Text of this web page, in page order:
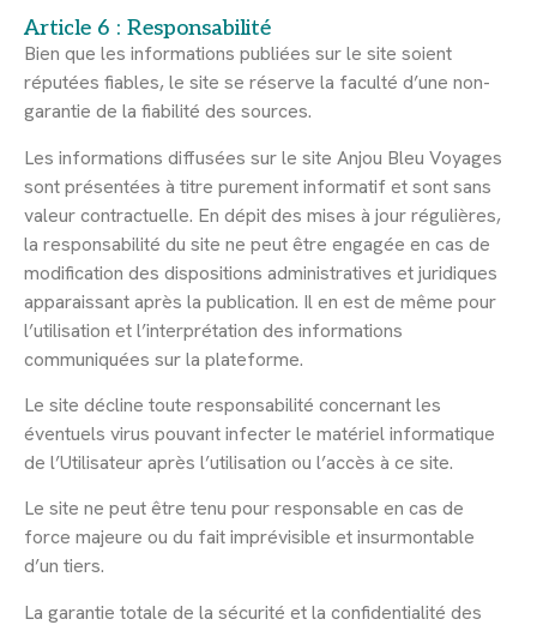
Article 6 : Responsabilité
Bien que les informations publiées sur le site soient
réputées fiables, le site se réserve la faculté d’une non-
garantie de la fiabilité des sources.
Les informations diffusées sur le site Anjou Bleu Voyages
sont présentées à titre purement informatif et sont sans
valeur contractuelle. En dépit des mises à jour régulières,
la responsabilité du site ne peut être engagée en cas de
modification des dispositions administratives et juridiques
apparaissant après la publication. Il en est de même pour
l’utilisation et l’interprétation des informations
communiquées sur la plateforme.
Le site décline toute responsabilité concernant les
éventuels virus pouvant infecter le matériel informatique
de l’Utilisateur après l’utilisation ou l’accès à ce site.
Le site ne peut être tenu pour responsable en cas de
force majeure ou du fait imprévisible et insurmontable
d’un tiers.
La garantie totale de la sécurité et la confidentialité des